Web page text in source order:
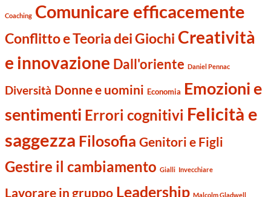
Coaching Comunicare efficacemente
Conflitto e Teoria dei Giochi Creatività
e innovazione Dall'oriente Daniel Pennac
Diversità Donne e uomini Economia Emozioni e
sentimenti Errori cognitivi Felicità e
saggezza Filosofia Genitori e Figli
Gestire il cambiamento Gialli Invecchiare
Lavorare in gruppo Leadership Malcolm Gladwell